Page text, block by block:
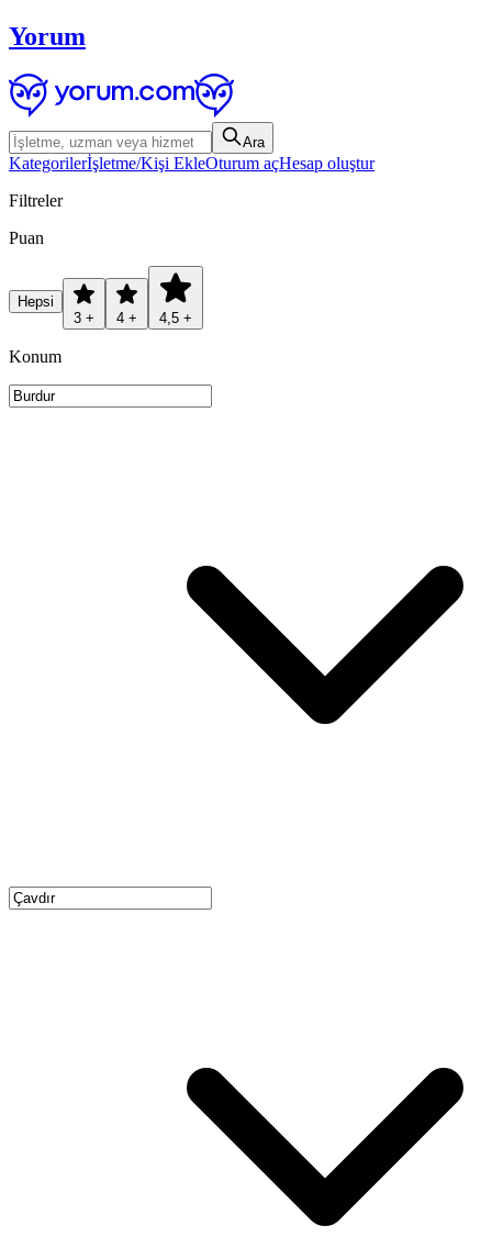
Yorum
Ara
Kategorilerİşletme/Kişi EkleOturum açHesap oluştur
Filtreler
Puan
Hepsi
3 +
4 + 4,5 +
Konum